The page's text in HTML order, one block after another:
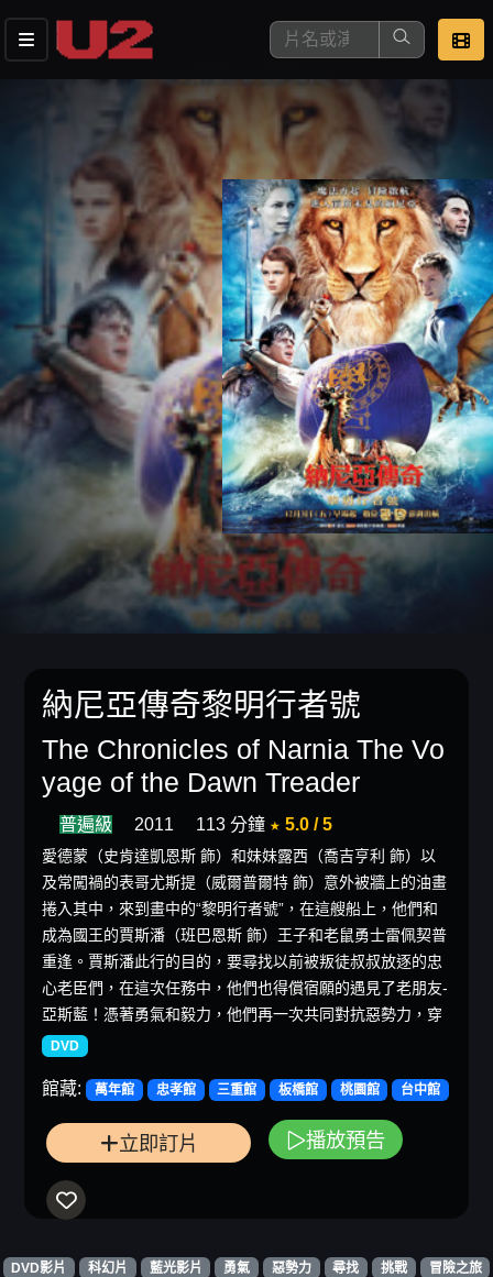
這是您本次要看的影片
去敲定看片時間
納尼亞傳奇黎明行者號
The Chronicles of Narnia The Vo
yage of the Dawn Treader
普遍級 2011 113 分鐘 ★ 5.0 / 5
愛德蒙（史肯達凱恩斯 飾）和妹妹露西（喬吉亨利 飾）以
及常闖禍的表哥尤斯提（威爾普爾特 飾）意外被牆上的油畫
捲入其中，來到畫中的“黎明行者號”，在這艘船上，他們和
成為國王的賈斯潘（班巴恩斯 飾）王子和老鼠勇士雷佩契普
重逢。賈斯潘此行的目的，要尋找以前被叛徒叔叔放逐的忠
心老臣們，在這次任務中，他們也得償宿願的遇見了老朋友-
亞斯藍！憑著勇氣和毅力，他們再一次共同對抗惡勢力，穿
DVD
館藏: 萬年館 忠孝館 三重館 板橋館 桃園館 台中館
立即訂片 播放預告
DVD影片 科幻片 藍光影片 勇氣 惡勢力 尋找 挑戰 冒險之旅